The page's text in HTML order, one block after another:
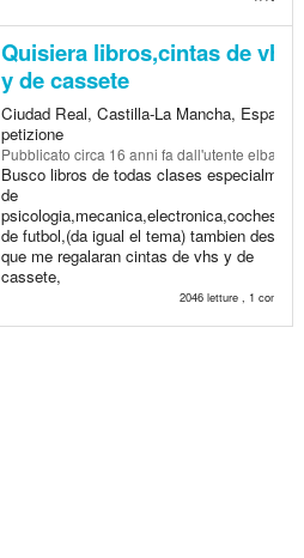
Quisiera libros,cintas de vhs
y de cassete
Ciudad Real, Castilla-La Mancha, España
petizione
Pubblicato circa 16 anni fa dall'utente
Busco libros de todas clases
de
de futbol,(da igual el tema) tambien
que me regalaran cintas de vhs y de
cassete,
2046 letture , 1